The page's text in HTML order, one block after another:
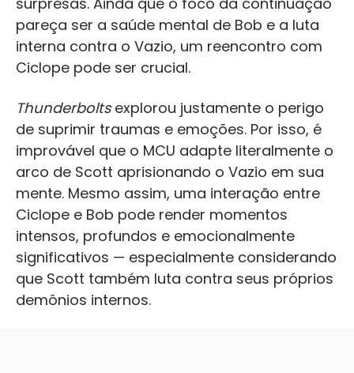
pareça ser a saúde mental de Bob e a luta
interna contra o Vazio, um reencontro com
Ciclope pode ser crucial.
Thunderboltsexplorou justamente o perigo
de suprimir traumas e emoções. Por isso, é
improvável que o MCU adapte literalmente o
arco de Scott aprisionando o Vazio em sua
mente. Mesmo assim, uma interação entre
Ciclope e Bob pode render momentos
intensos, profundos e emocionalmente
significativos — especialmente considerando
que Scott também luta contra seus próprios
demônios internos.